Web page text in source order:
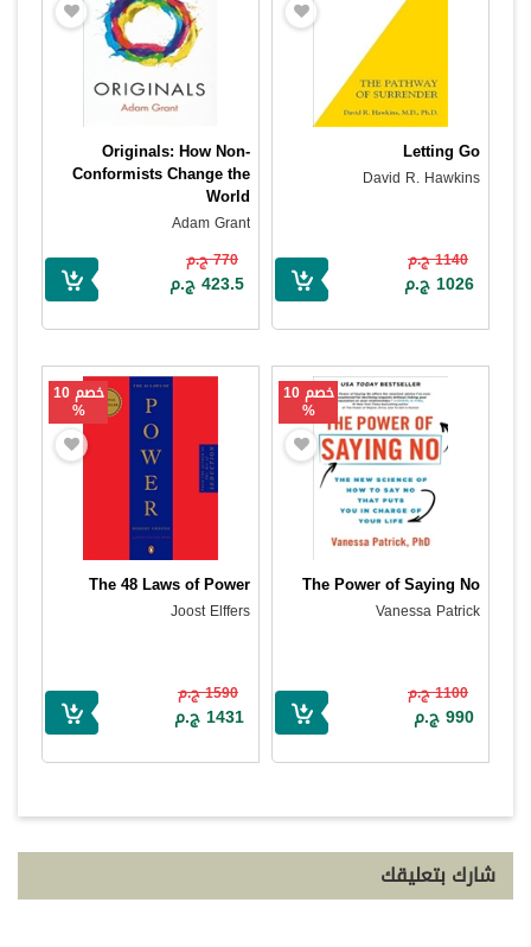
Letting Go
David R. Hawkins
1140 ج.م
1026 ج.م
Originals: How Non-
Conformists Change the
World
Adam Grant
770 ج.م
423.5 ج.م
خصم 10
%
The Power of Saying No
Vanessa Patrick
1100 ج.م
990 ج.م
خصم 10
%
The 48 Laws of Power
Joost Elffers
1590 ج.م
1431 ج.م
شارك بتعليقك